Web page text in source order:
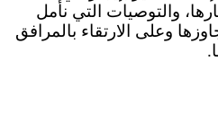
والتوصيات التي نأمل
وعلى الارتقاء بالمرافق